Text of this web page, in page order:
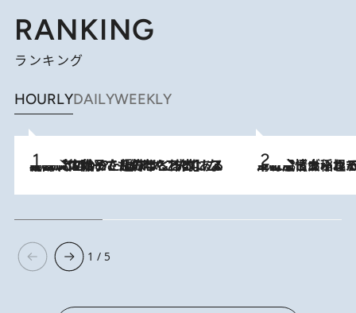
RANKING
ランキング
HOURLYDAILYWEEKLY
2026.8.5
【阿川佐和子さんの年とる力】なぜ70代で始めた趣味は“こんなに楽しい”のか？ ピアノ、俳句…スランプに陥っても続けられる“ある秘訣”とは 2026.8.5
下町風情あふれる台北屈指の人気エリア・大稲埕でセンスのいい台湾土産《ヴ
1 / 5